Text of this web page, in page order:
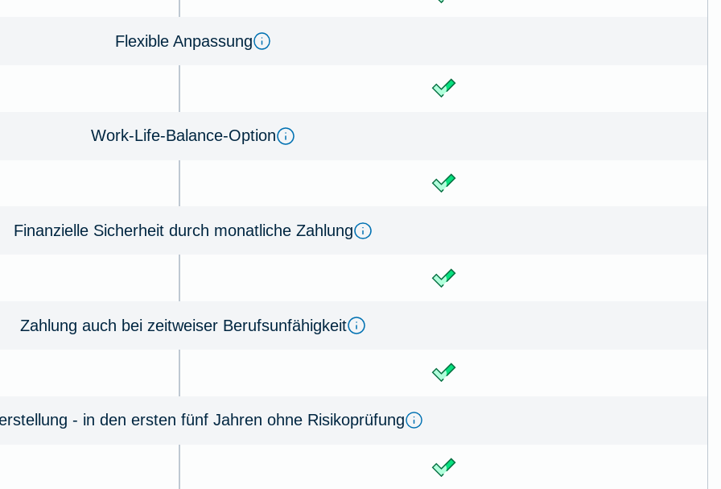
Flexible Anpassung
Work-Life-Balance-Option
Finanzielle Sicherheit durch monatliche Zahlung
Zahlung auch bei zeitweiser Berufsunfähigkeit
- in den ersten fünf Jahren ohne Risikoprüfung